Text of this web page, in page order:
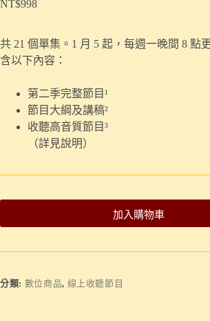
NT$998
共 21 個單集。1 月 5 起，每週一晚間 8 點
含以下內容：
第二季完整節目¹
節目大綱及講稿²
收聽高音質節目³
（詳見說明）
加入購物車
分類: 數位商品, 線上收聽節目